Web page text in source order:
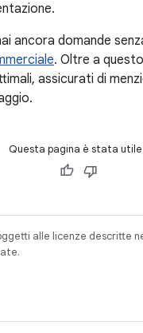
ancora domande
. Oltre a
assicurati di
Questa pagina è stata
alle licenze descritte